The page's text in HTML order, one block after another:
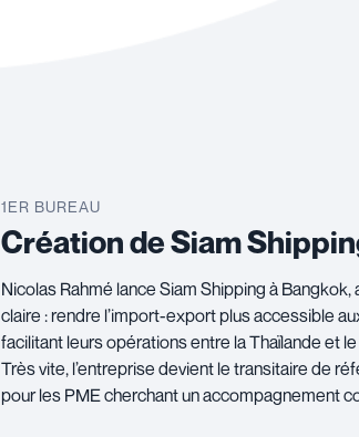
1ER BUREAU
Création de Siam
Nicolas Rahmé lance Siam Shipping à Bangkok,
claire : rendre l’import-export plus accessible
facilitant leurs opérations entre la Thaïlande et
Très vite, l’entreprise devient le transitaire de
pour les PME cherchant un accompagnement